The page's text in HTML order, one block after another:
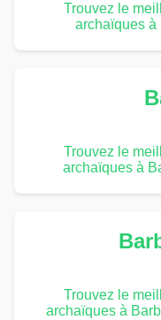
Trouvez le
archaïques à
Trouvez le
archaïques à
Trouvez le
archaïques à